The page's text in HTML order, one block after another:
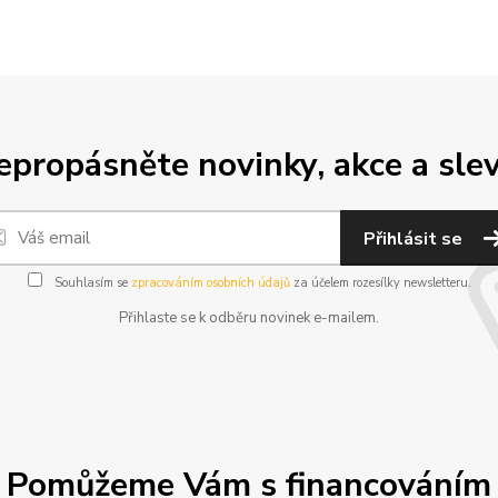
novinky, akce a
Přihlásit se
Souhlasím se zpracováním osobních údajůza účelem rozesílky newsletteru.
Přihlaste se k odběru novinek e-mailem.
Pomůžeme Vám s financováním